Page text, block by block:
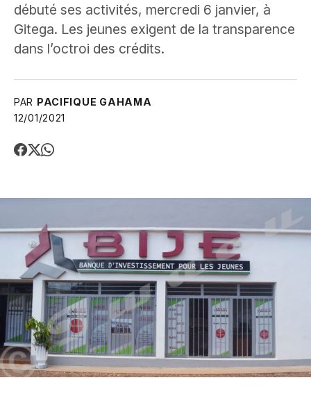
débuté ses activités, mercredi 6 janvier, à
Gitega. Les jeunes exigent de la transparence
dans l’octroi des crédits.
PAR PACIFIQUE GAHAMA
12/01/2021